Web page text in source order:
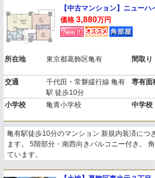
【中古マンション】ニューハ
価格 3,880万円
所在地 東京都葛飾区亀有 間取り
交通
千代田・常磐緩行線 亀有
駅 徒歩10分
専有面
小学校 亀青小学校 中学校
亀有駅徒歩10分のマンション 新規内装済につ
ます。 5階部分・南西向きバルコニー付き。
ています。